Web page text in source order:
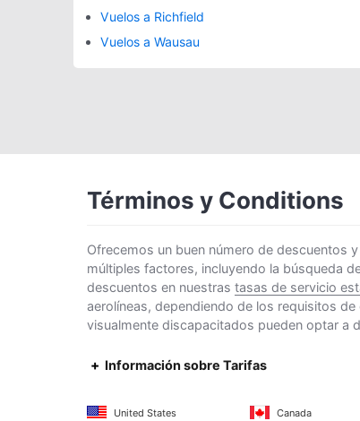
Vuelos a Richfield
Vuelos a Wausau
Términos y Conditions
Ofrecemos un buen número de descuentos
múltiples factores, incluyendo la búsqueda
descuentos en nuestras tasas de servicio
aerolíneas, dependiendo de los requisitos
visualmente discapacitados pueden optar a
Información sobre Tarifas
United States Canada